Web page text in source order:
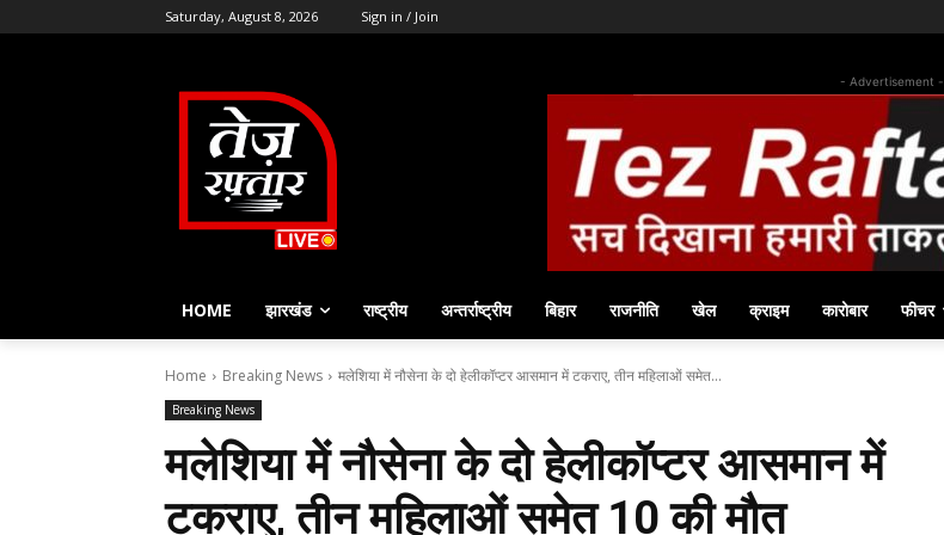
Saturday, August 8, 2026 Sign in / Join
- Advertisement -
HOME झारखंड राष्ट्रीय अन्तर्राष्ट्रीय बिहार राजनीति खेल क्राइम कारोबार फीचर
Home Breaking News मलेशिया में नौसेना के दो हेलीकॉप्टर आसमान में टकराए, तीन महिलाओं समेत...
Breaking News
मलेशिया में नौसेना के दो हेलीकॉप्टर आसमान में
टकराए, तीन महिलाओं समेत 10 की मौत